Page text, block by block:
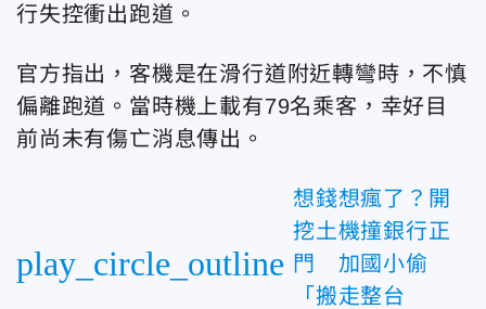
行失控衝出跑道。
官方指出，客機是在滑行道附近轉彎時，不慎
偏離跑道。當時機上載有79名乘客，幸好目
前尚未有傷亡消息傳出。
play_circle_outline
想錢想瘋了？開
挖土機撞銀行正
門 加國小偷
「搬走整台